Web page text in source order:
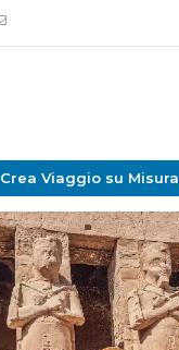
Crea Viaggio su Misura